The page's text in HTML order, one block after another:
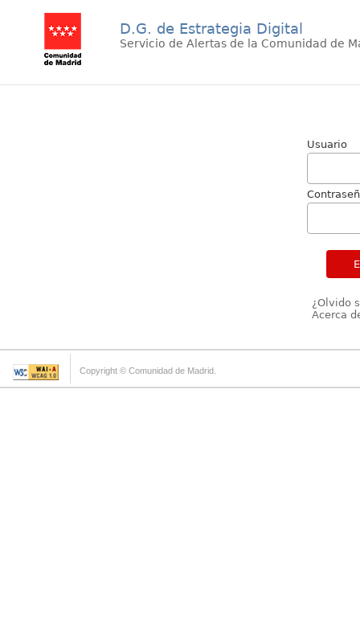
D.G. de Estrategia Digital
Servicio de Alertas de la Comunidad de
Usuario
¿Olvido
Acerca
Copyright © Comunidad de Madrid.